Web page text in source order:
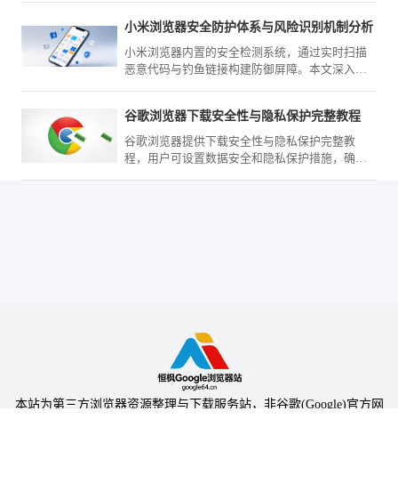
小米浏览器安全防护体系与风险识别机制分析
小米浏览器内置的安全检测系统，通过实时扫描
恶意代码与钓鱼链接构建防御屏障。本文深入解
谷歌浏览器下载安全性与隐私保护完整教程
谷歌浏览器提供下载安全性与隐私保护完整教
程，用户可设置数据安全和隐私保护措施，确保
本站为第三方浏览器资源整理与下载服务站，非谷歌(Google)官方网